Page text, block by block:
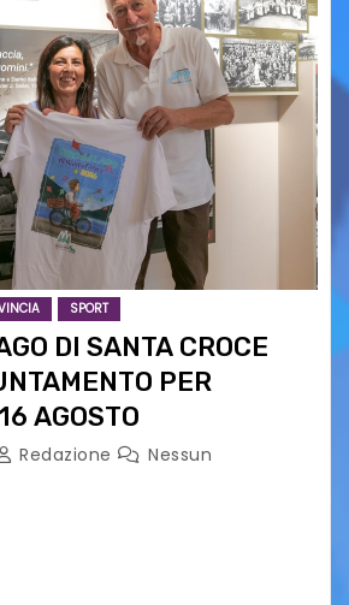
SPORT
DI SANTA CROCE
PER
AGOSTO
Redazione
Nessun